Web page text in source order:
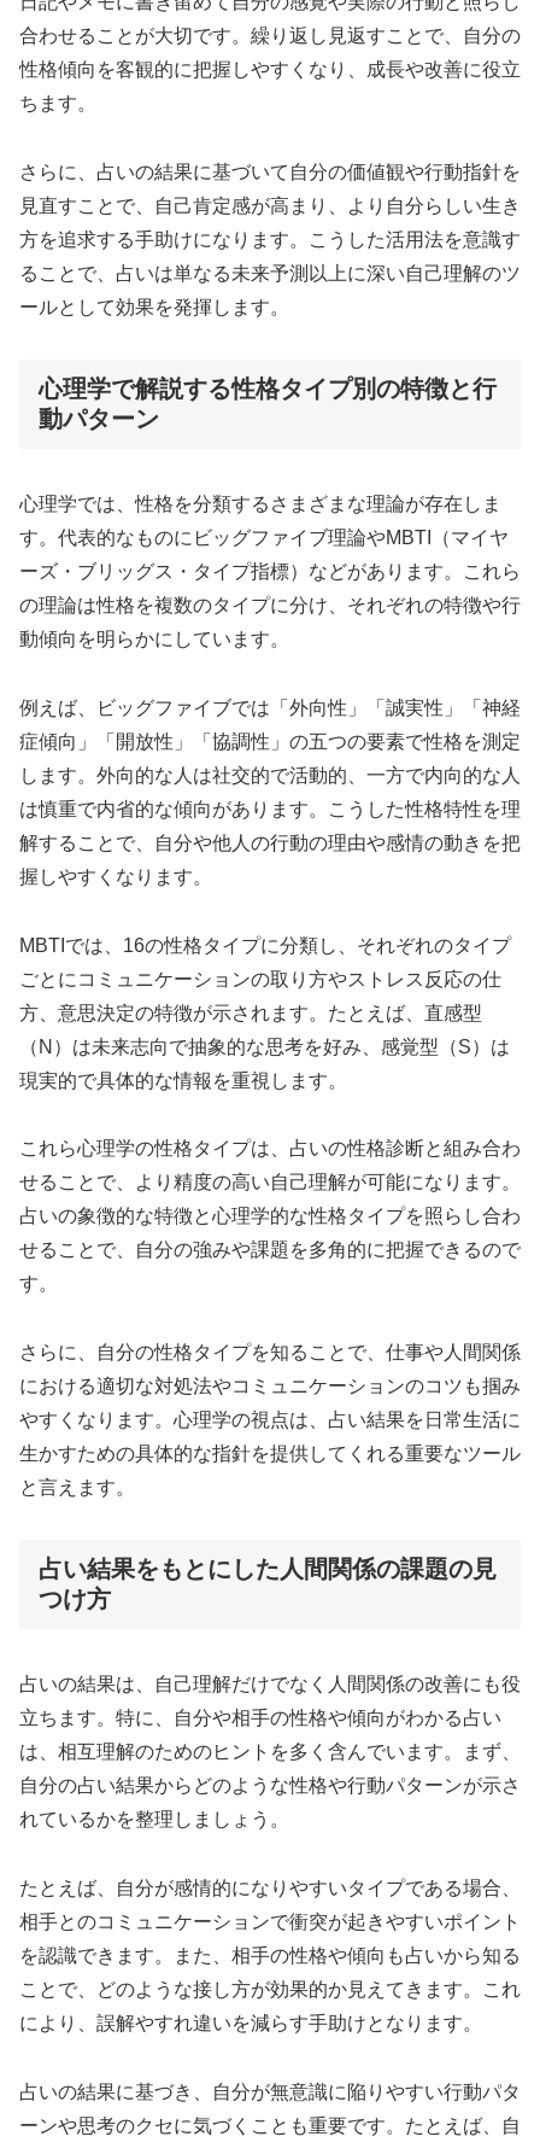
合わせることが大切です。繰り返し見返すことで、自分の
性格傾向を客観的に把握しやすくなり、成長や改善に役立
ちます。
さらに、占いの結果に基づいて自分の価値観や行動指針を
見直すことで、自己肯定感が高まり、より自分らしい生き
方を追求する手助けになります。こうした活用法を意識す
ることで、占いは単なる未来予測以上に深い自己理解のツ
ールとして効果を発揮します。
心理学で解説する性格タイプ別の特徴と行
動パターン
心理学では、性格を分類するさまざまな理論が存在しま
す。代表的なものにビッグファイブ理論やMBTI（マイヤ
ーズ・ブリッグス・タイプ指標）などがあります。これら
の理論は性格を複数のタイプに分け、それぞれの特徴や行
動傾向を明らかにしています。
例えば、ビッグファイブでは「外向性」「誠実性」「神経
症傾向」「開放性」「協調性」の五つの要素で性格を測定
します。外向的な人は社交的で活動的、一方で内向的な人
は慎重で内省的な傾向があります。こうした性格特性を理
解することで、自分や他人の行動の理由や感情の動きを把
握しやすくなります。
MBTIでは、16の性格タイプに分類し、それぞれのタイプ
ごとにコミュニケーションの取り方やストレス反応の仕
方、意思決定の特徴が示されます。たとえば、直感型
（N）は未来志向で抽象的な思考を好み、感覚型（S）は
現実的で具体的な情報を重視します。
これら心理学の性格タイプは、占いの性格診断と組み合わ
せることで、より精度の高い自己理解が可能になります。
占いの象徴的な特徴と心理学的な性格タイプを照らし合わ
せることで、自分の強みや課題を多角的に把握できるので
す。
さらに、自分の性格タイプを知ることで、仕事や人間関係
における適切な対処法やコミュニケーションのコツも掴み
やすくなります。心理学の視点は、占い結果を日常生活に
生かすための具体的な指針を提供してくれる重要なツール
と言えます。
占い結果をもとにした人間関係の課題の見
つけ方
占いの結果は、自己理解だけでなく人間関係の改善にも役
立ちます。特に、自分や相手の性格や傾向がわかる占い
は、相互理解のためのヒントを多く含んでいます。まず、
自分の占い結果からどのような性格や行動パターンが示さ
れているかを整理しましょう。
たとえば、自分が感情的になりやすいタイプである場合、
相手とのコミュニケーションで衝突が起きやすいポイント
を認識できます。また、相手の性格や傾向も占いから知る
ことで、どのような接し方が効果的か見えてきます。これ
により、誤解やすれ違いを減らす手助けとなります。
占いの結果に基づき、自分が無意識に陥りやすい行動パタ
ーンや思考のクセに気づくことも重要です。たとえば、自